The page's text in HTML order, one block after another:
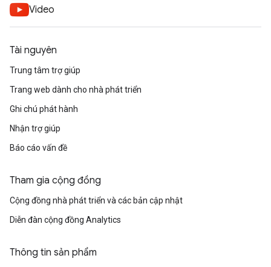
Video
Tài nguyên
Trung tâm trợ giúp
Trang web dành cho nhà phát triển
Ghi chú phát hành
Nhận trợ giúp
Báo cáo vấn đề
Tham gia cộng đồng
Cộng đồng nhà phát triển và các bản cập nhật
Diễn đàn cộng đồng Analytics
Thông tin sản phẩm